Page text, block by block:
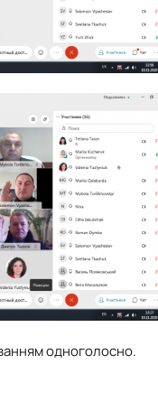
одноголосно.